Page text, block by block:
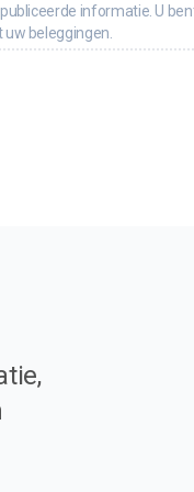
informatie. U
beleggingen.